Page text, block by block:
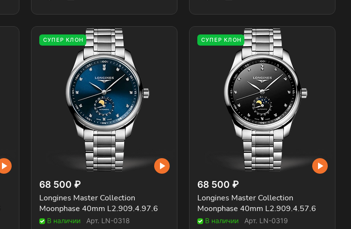
СУПЕР КЛОН
68 500 ₽
Longines Master Collection
Moonphase 40mm L2.909.4.97.6
В наличии Арт. LN-0318
СУПЕР КЛОН
68 500 ₽
Longines Master Collection
Moonphase 40mm L2.909.4.57.6
В наличии Арт. LN-0319